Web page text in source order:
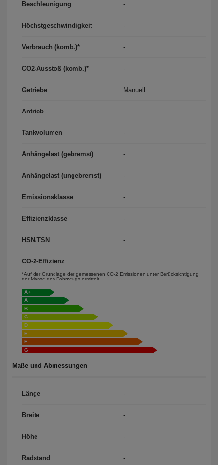
Beschleunigung -
Höchst­geschwindigkeit -
Verbrauch (komb.)* -
CO2-Ausstoß (komb.)* -
Getriebe Manuell
Antrieb -
Tankvolumen -
Anhängelast (gebremst) -
Anhängelast (ungebremst) -
Emissionsklasse -
Effizienzklasse -
HSN/TSN -
CO-2-Effizienz
*Auf der Grundlage der gemessenen CO-2 Emissionen unter Berücksichtigung
der Masse des Fahrzeugs ermittelt.
A+
A
B
C
D
E
F
G
Maße und Abmessungen
Länge -
Breite -
Höhe -
Radstand -